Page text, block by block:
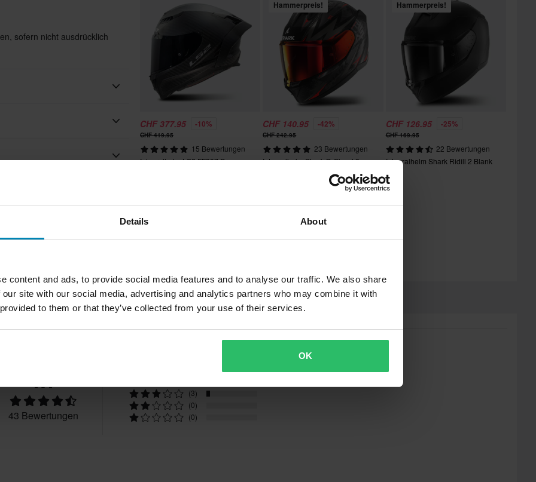
Details About
content and ads, to provide social media features and to analyse our traffic. We also share
site with our social media, advertising and analytics partners who may combine it with
to them or that they’ve collected from your use of their services.
OK
sofern nicht ausdrücklich
Ja
1500
1300 g - 1500 g
tun immer unser Bestes,
Unsere Preisgarantie gilt
Rücksendekosten fallen an.
Produkte. Weitere
Café Racer Stil. Die
werden: "Vintage".
CHF 377.95 -10%
CHF 419.95
15 Bewertungen
Integralhelm LS2 FF807 Dragon
Hammerpreis!
CHF 140.95 -42%
CHF 242.95
23 Bewertungen
Integralhelm Shark D-Skwal 3
Hammerpreis!
CHF 126.95 -25%
CHF 169.95
22 Bewertungen
Integralhelm Shark Ridill 2 Blank
Bewertungen
4.7
43 Bewertungen
(3)
(0)
(0)